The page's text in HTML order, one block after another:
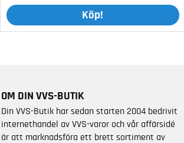
Köp!
OM DIN VVS-BUTIK
Din VVS-Butik har sedan starten 2004 bedrivit
internethandel av VVS-varor och vår affärsidé
är att marknadsföra ett brett sortiment av